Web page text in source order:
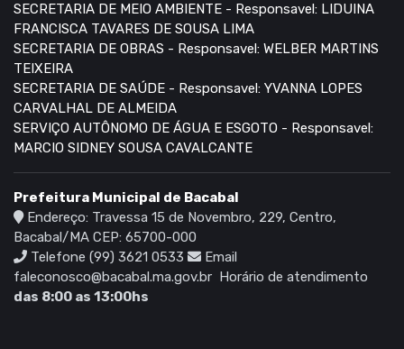
SECRETARIA DE MEIO AMBIENTE - Responsavel: LIDUINA
FRANCISCA TAVARES DE SOUSA LIMA
SECRETARIA DE OBRAS - Responsavel: WELBER MARTINS
TEIXEIRA
SECRETARIA DE SAÚDE - Responsavel: YVANNA LOPES
CARVALHAL DE ALMEIDA
SERVIÇO AUTÔNOMO DE ÁGUA E ESGOTO - Responsavel:
MARCIO SIDNEY SOUSA CAVALCANTE
Prefeitura Municipal de Bacabal
Endereço: Travessa 15 de Novembro, 229, Centro,
Bacabal/MA CEP: 65700-000
Telefone (99) 3621 0533
Email
faleconosco@bacabal.ma.gov.br
Horário de atendimento
das 8:00 as 13:00hs